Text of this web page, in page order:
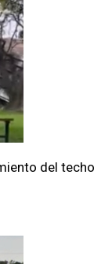
del techo